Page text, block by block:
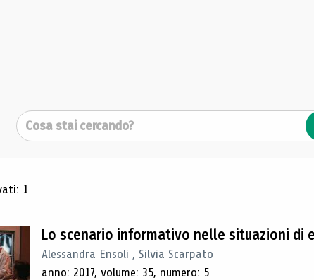
Cerca
di ricerca
1
Lo scenario informativo nelle situazioni di
Alessandra Ensoli , Silvia Scarpato
anno: 2017, volume: 35, numero: 5